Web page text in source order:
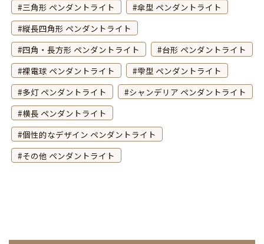
三角形 ペンダントライト
傘型 ペンダントライト
縦長四角形 ペンダントライト
四角・長方形 ペンダントライト
台形 ペンダントライト
裸電球 ペンダントライト
雫型 ペンダントライト
多灯 ペンダントライト
シャンデリア ペンダントライト
横長 ペンダントライト
個性的なデザイン ペンダントライト
その他 ペンダントライト